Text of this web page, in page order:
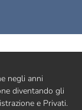
negli anni
diventando gli
e Privati.